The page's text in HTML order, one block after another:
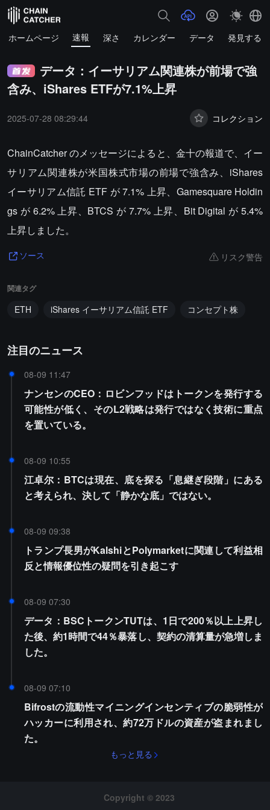
ホームページ 速報 深さ カレンダー データ 発見する
データ：イーサリアム関連株が前場で強
含み、iShares ETFが7.1%上昇
2025-07-28 08:29:44 コレクション
ChainCatcher のメッセージによると、金十の報道で、イー
サリアム関連株が米国株式市場の前場で強含み、iShares
イーサリアム信託 ETF が 7.1% 上昇、Gamesquare Holdin
gs が 6.2% 上昇、BTCS が 7.7% 上昇、Bit Digital が 5.4%
上昇しました。
ソース リスク警告
関連タグ
ETH iShares イーサリアム信託 ETF コンセプト株
注目のニュース
08-09 11:47
ナンセンのCEO：ロビンフッドはトークンを発行する
可能性が低く、そのL2戦略は発行ではなく技術に重点
を置いている。
08-09 10:55
江卓尔：BTCは現在、底を探る「息継ぎ段階」にある
と考えられ、決して「静かな底」ではない。
08-09 09:38
トランプ長男がKalshiとPolymarketに関連して利益相
反と情報優位性の疑問を引き起こす
08-09 07:30
データ：BSCトークンTUTは、1日で200％以上上昇し
た後、約1時間で44％暴落し、契約の清算量が急増しま
した。
08-09 07:10
Bifrostの流動性マイニングインセンティブの脆弱性が
ハッカーに利用され、約72万ドルの資産が盗まれまし
た。
もっと見る
Copyright © 2023